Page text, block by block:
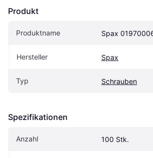
Produkt
Produktname Spax
Hersteller Spax
Typ Schrauben
Spezifikationen
Anzahl 100 Stk.